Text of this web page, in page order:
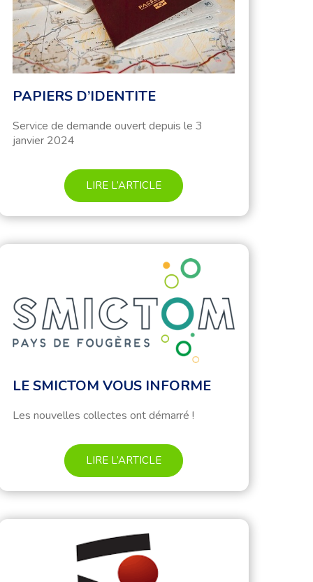
PAPIERS D’IDENTITE
Service de demande ouvert depuis le 3
janvier 2024
LIRE L’ARTICLE
LE SMICTOM VOUS INFORME
Les nouvelles collectes ont démarré !
LIRE L’ARTICLE